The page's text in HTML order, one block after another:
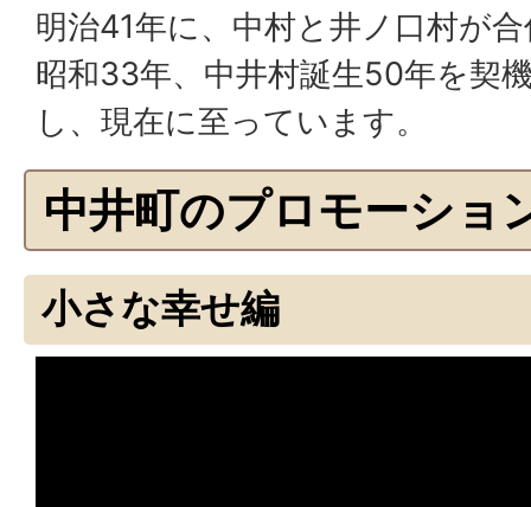
明治41年に、中村と井ノ口村が
昭和33年、中井村誕生50年を契
し、現在に至っています。
中井町のプロモーショ
小さな幸せ編